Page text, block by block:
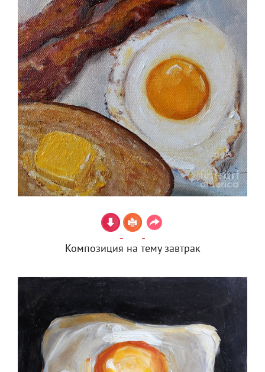
Композиция на тему завтрак